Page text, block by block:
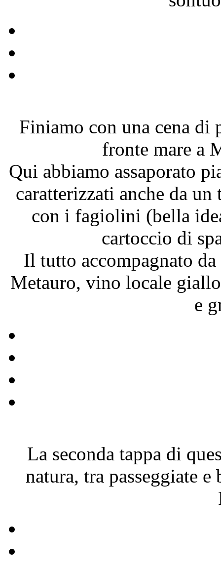
Finiamo con una cena di
fronte mare a
Qui abbiamo assaporato
caratterizzati anche da
con i fagiolini (bella
cartoccio di
Il tutto accompagnato
Metauro, vino locale
e
La seconda tappa di
natura, tra passeggiate